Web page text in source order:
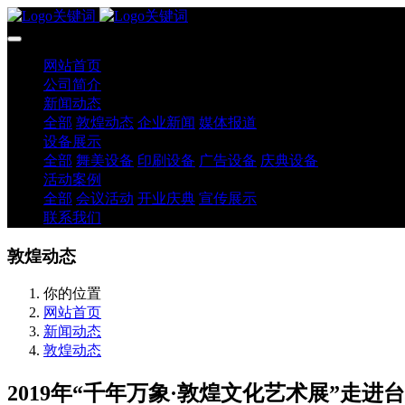
网站首页
公司简介
新闻动态
全部 敦煌动态 企业新闻 媒体报道
设备展示
全部 舞美设备 印刷设备 广告设备 庆典设备
活动案例
全部 会议活动 开业庆典 宣传展示
联系我们
敦煌动态
你的位置
网站首页
新闻动态
敦煌动态
2019年“千年万象·敦煌文化艺术展”走进